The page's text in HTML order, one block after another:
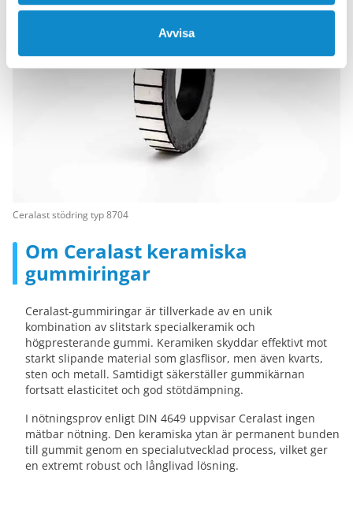
Avvisa
Om Ceralast keramiska
gummiringar
Ceralast-gummiringar är tillverkade av en unik
kombination av slitstark specialkeramik och
högpresterande gummi. Keramiken skyddar effektivt mot
starkt slipande material som glasflisor, men även kvarts,
sten och metall. Samtidigt säkerställer gummikärnan
fortsatt elasticitet och god stötdämpning.
I nötningsprov enligt DIN 4649 uppvisar Ceralast ingen
mätbar nötning. Den keramiska ytan är permanent bunden
till gummit genom en specialutvecklad process, vilket ger
en extremt robust och långlivad lösning.
Ceralast stödring typ 8704